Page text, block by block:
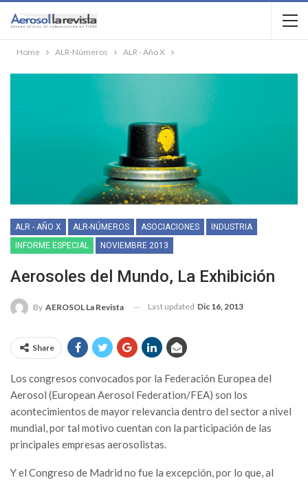
Home ALR-Números ALR - Año X
ALR - AÑO X ALR-NÚMEROS ASOCIACIONES
INDUSTRIA
INFORME ESPECIAL
NOVIEMBRE 2013
Aerosoles del Mundo, La Exhibición
By AEROSOL La Revista Last updated Dic 16, 2013
Share
Los congresos convocados por la Federación Europea del
Aerosol (European Aerosol Federation/FEA) son los
acontecimientos de mayor relevancia dentro del sector a nivel
mundial, por tal motivo cuentan con la participación de las
principales empresas aerosolistas.
Y el Congreso de Madrid no fue la excepción, por lo que, al